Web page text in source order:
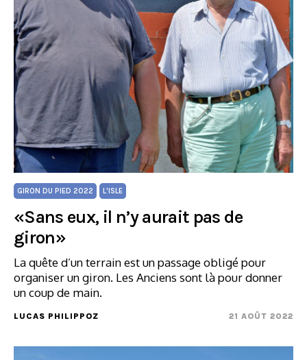
GIRON DU PIED 2022 L'ISLE
«Sans eux, il n’y aurait pas de
giron»
La quête d’un terrain est un passage obligé pour
organiser un giron. Les Anciens sont là pour donner
un coup de main.
LUCAS PHILIPPOZ 21 AOÛT 2022